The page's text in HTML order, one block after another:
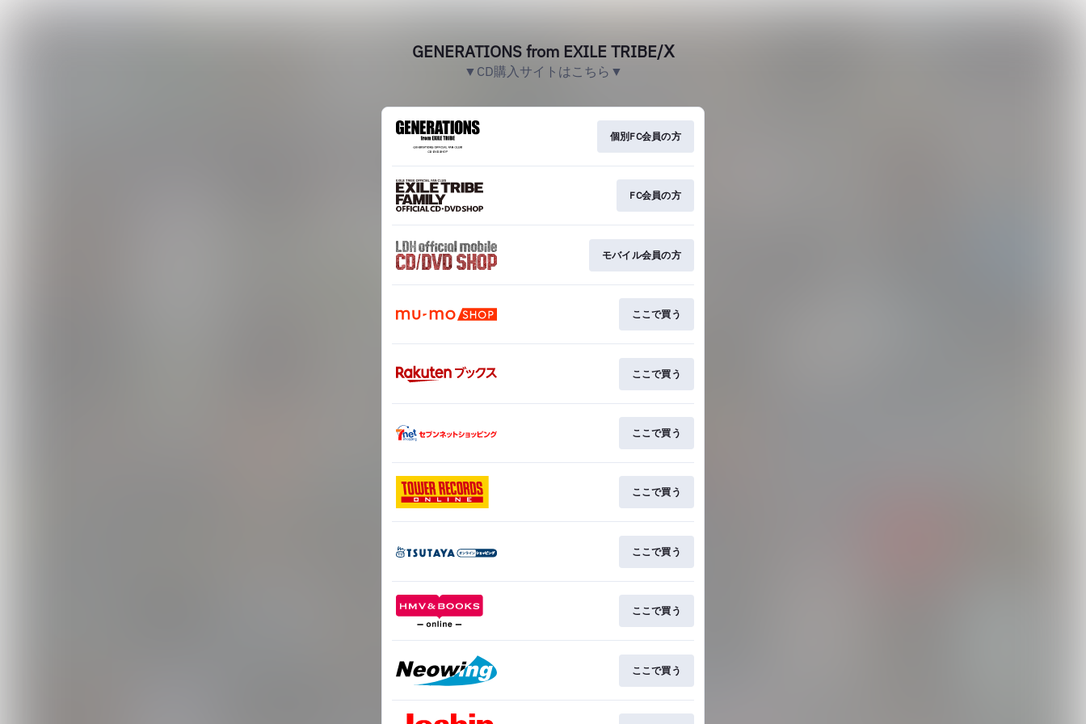
GENERATIONS from EXILE TRIBE/Ⅹ
▼CD購入サイトはこちら▼
個別FC会員の方
FC会員の方
モバイル会員の方
ここで買う
ここで買う
ここで買う
ここで買う
ここで買う
ここで買う
ここで買う